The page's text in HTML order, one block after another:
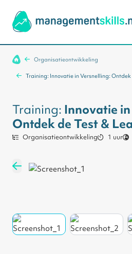
Organisatieontwikkeling
Training: Innovatie in Versnelling:
Training: Innovatie
Ontdek de Test &
Organisatieontwikkeling 1 uur